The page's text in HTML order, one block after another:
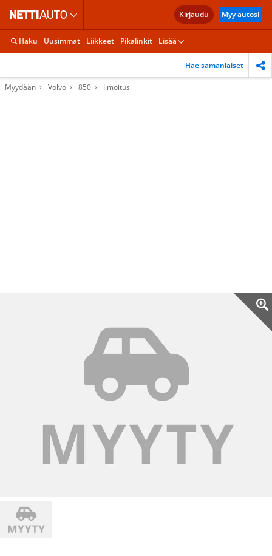
Kirjaudu Myy autosi
Haku Uusimmat Liikkeet Pikalinkit Lisää
Hae samanlaiset
Myydään Volvo 850 Ilmoitus